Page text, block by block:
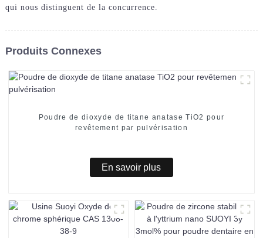
qui nous distinguent de la concurrence.
Produits Connexes
Poudre de dioxyde de titane anatase TiO2 pour
revêtement par pulvérisation
En savoir plus